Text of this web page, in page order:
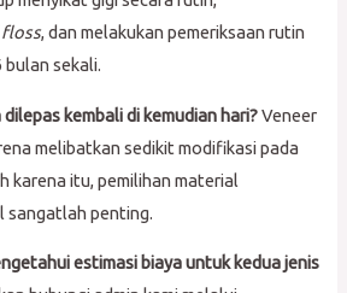
, dan melakukan pemeriksaan rutin
bulan sekali.
kembali di kemudian hari?Veneer
melibatkan sedikit modifikasi pada
karena itu, pemilihan material
sangatlah penting.
estimasi biaya untuk kedua jenis